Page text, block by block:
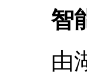
智能
由湖